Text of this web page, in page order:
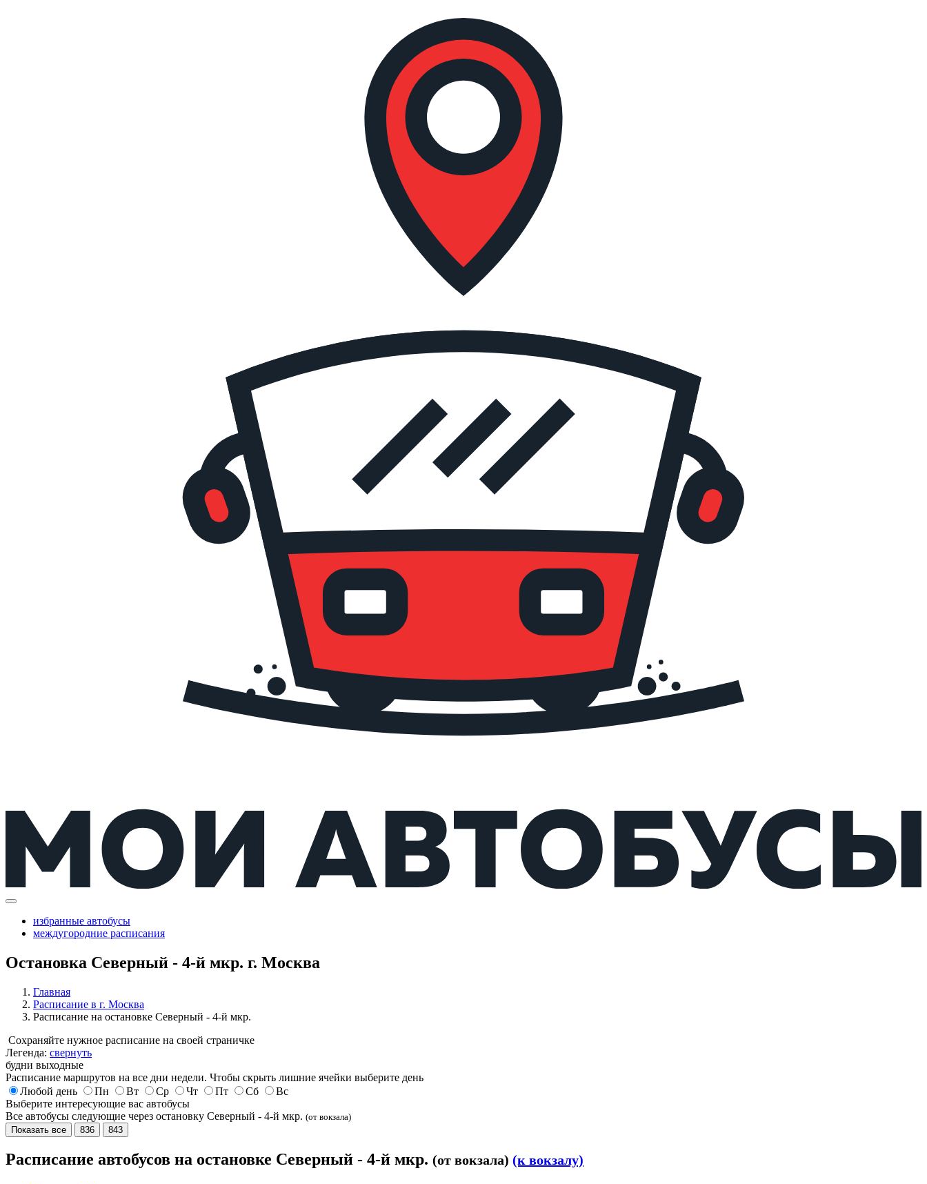
избранные автобусы
междугородние расписания
Остановка Северный - 4-й мкр. г. Москва
Главная
Расписание в г. Москва
Расписание на остановке Северный - 4-й мкр.
Сохраняйте нужное расписание на своей страничке
Легенда: свернуть
будни выходные
Расписание маршрутов на все дни недели. Чтобы скрыть лишние ячейки выберите день
Любой день
Пн Вт Ср Чт Пт Сб
Вс
Выберите интересующие вас автобусы
Все автобусы следующие через остановку Северный - 4-й мкр. (от вокзала)
Показать все
836 843
Расписание автобусов на остановке Северный - 4-й мкр. (от вокзала) (к вокзалу)